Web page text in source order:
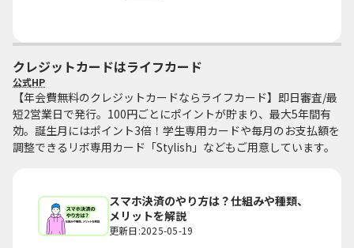
クレジットカードはライフカード
公式HP
【年会費無料のクレジットカードならライフカード】即日審査/最
短2営業日で発行。100円ごとにポイントが貯まり、最大5年間有
効。誕生月にはポイント3倍！学生専用カードや毎月のお支払額を
調整できるリボ専用カード「Stylish」などもご用意しています。
スマホ決済のやり方は？仕組みや種類、
メリットを解説
更新日:2025-05-19